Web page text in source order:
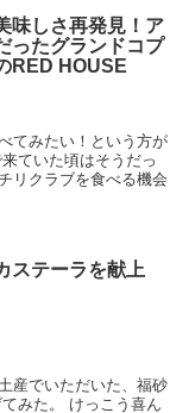
味しさ再発見！ア
ったグランドコプ
RED HOUSE
てみたい！という方が
ていた頃はそうだっ
リクラブを食べる機会
ステーラを献上
産でいただいた、福砂
みた。 けっこう喜ん